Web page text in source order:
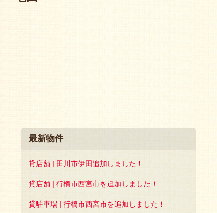
最新物件
貸店舗 | 田川市伊田追加しました！
貸店舗 | 行橋市西宮市を追加しました！
貸駐車場 | 行橋市西宮市を追加しました！